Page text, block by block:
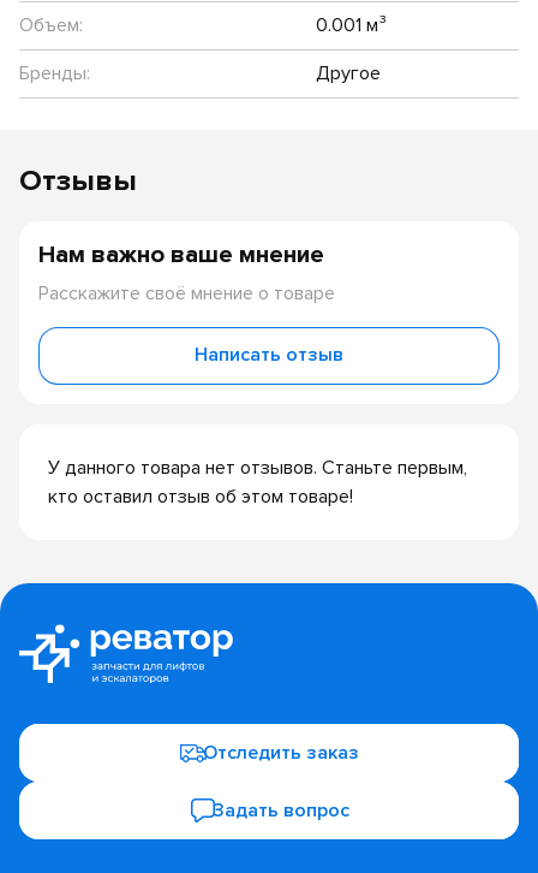
Объем:
0.001 м³
Бренды:
Другое
Отзывы
У данного товара нет отзывов. Станьте первым,
кто оставил отзыв об этом товаре!
Нам важно ваше мнение
Расскажите своё мнение о товаре
Написать отзыв
Отследить заказ
Задать вопрос